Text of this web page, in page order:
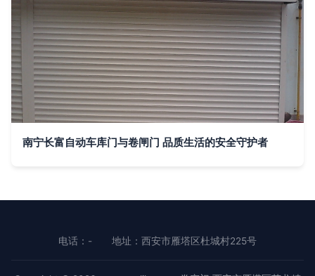
南宁长富自动车库门与卷闸门 品质生活的安全守护者
电话：- 地址：西安市雁塔区杜城村225号